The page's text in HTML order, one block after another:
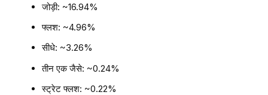
जोड़ी: ~16.94%
फ्लश: ~4.96%
सीधे: ~3.26%
तीन एक जैसे: ~0.24%
स्ट्रेट फ्लश: ~0.22%